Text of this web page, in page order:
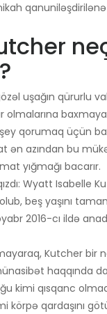
uşağın qürurlu
olmalarına
qorumaq üçün
ən azından bu
yığmağı bacarır.
Wyatt Isabelle
beş yaşını
2016-cı ildə
Kutcher bir
haqqında
kimi qısqanc
körpə qardaşını